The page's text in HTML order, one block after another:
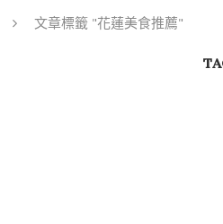
文章標籤 "花蓮美食推薦"